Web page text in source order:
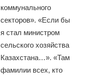
коммунального
секторов». «Если бы
я стал министром
сельского хозяйства
Казахстана…». «Там
фамилии всех, кто